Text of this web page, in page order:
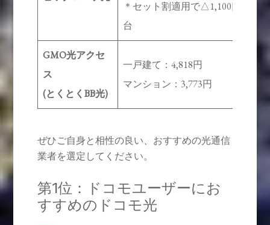
＊セット割適用で△1,100円/
台
GMO光アクセ
ス
(とくとくBB光)
一戸建て：4,818円
マンション：3,773円
ぜひご自身と相性の良い、おすすめの光通信
業者を選定してください。
第1位：ドコモユーザーにお
すすめのドコモ光